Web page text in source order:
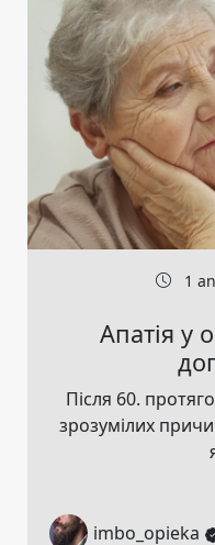
1
Апатія у
Після 60.
зрозумілих
imbo_opieka